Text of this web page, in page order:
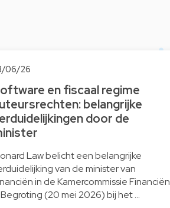
06/26
en fiscaal regime
belangrijke
door de
Law belicht een belangrijke
van de minister van
in de Kamercommissie Financiën
(20 mei 2026) bij het …